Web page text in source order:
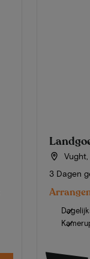
3 Dagen